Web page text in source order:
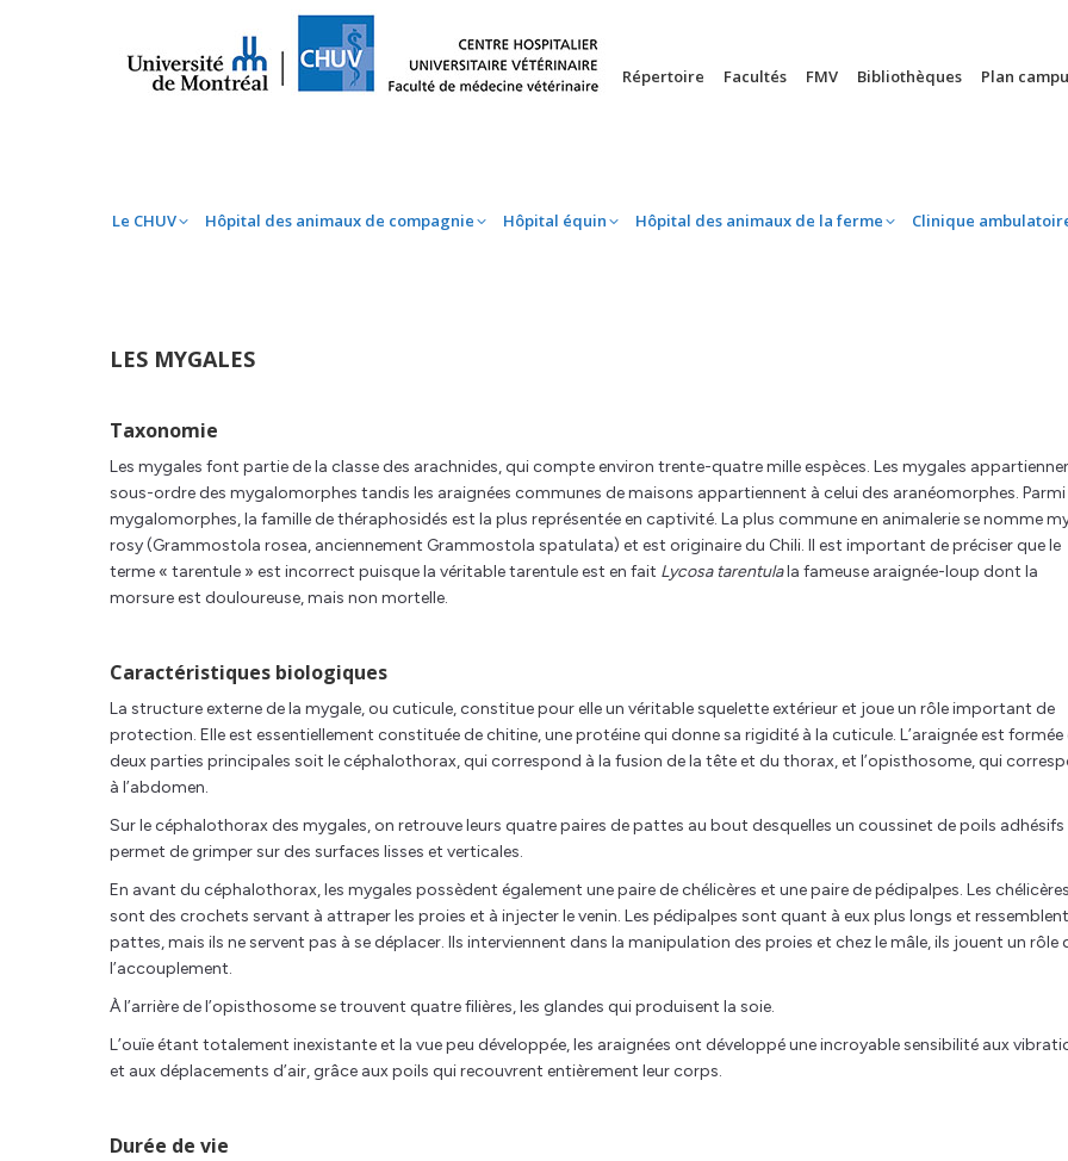
Répertoire Facultés FMV Bibliothèques Plan
Le CHUV Hôpital des animaux de compagnie Hôpital équin Hôpital des animaux de la ferme Clinique
LES MYGALES
Taxonomie
Les mygales font partie de la classe des arachnides, qui compte environ trente-quatre mille espèces. Les mygales
sous-ordre des mygalomorphes tandis les araignées communes de maisons appartiennent à celui des aranéomorphes. Parmi
mygalomorphes, la famille de théraphosidés est la plus représentée en captivité. La plus commune en animalerie se nomme
rosy (Grammostola rosea, anciennement Grammostola spatulata) et est originaire du Chili. Il est important de préciser que le
terme « tarentule » est incorrect puisque la véritable tarentule est en fait Lycosa tarentulala fameuse araignée-loup dont la
morsure est douloureuse, mais non mortelle.
Caractéristiques biologiques
La structure externe de la mygale, ou cuticule, constitue pour elle un véritable squelette extérieur et joue un rôle important de
protection. Elle est essentiellement constituée de chitine, une protéine qui donne sa rigidité à la cuticule. L’araignée est formée
deux parties principales soit le céphalothorax, qui correspond à la fusion de la tête et du thorax, et l’opisthosome, qui
à l’abdomen.
Sur le céphalothorax des mygales, on retrouve leurs quatre paires de pattes au bout desquelles un coussinet de poils adhésifs
permet de grimper sur des surfaces lisses et verticales.
En avant du céphalothorax, les mygales possèdent également une paire de chélicères et une paire de pédipalpes. Les chélicères
sont des crochets servant à attraper les proies et à injecter le venin. Les pédipalpes sont quant à eux plus longs et
pattes, mais ils ne servent pas à se déplacer. Ils interviennent dans la manipulation des proies et chez le mâle, ils jouent un rôle
l’accouplement.
À l’arrière de l’opisthosome se trouvent quatre filières, les glandes qui produisent la soie.
L’ouïe étant totalement inexistante et la vue peu développée, les araignées ont développé une incroyable sensibilité aux
et aux déplacements d’air, grâce aux poils qui recouvrent entièrement leur corps.
Durée de vie
Le CHUV Hôpital des animaux de compagnie Hôpital équin